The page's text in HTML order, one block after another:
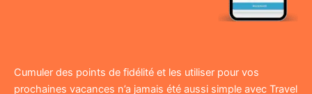
Cumuler des points de fidélité et les utiliser pour vos
prochaines vacances n’a jamais été aussi simple avec Travel